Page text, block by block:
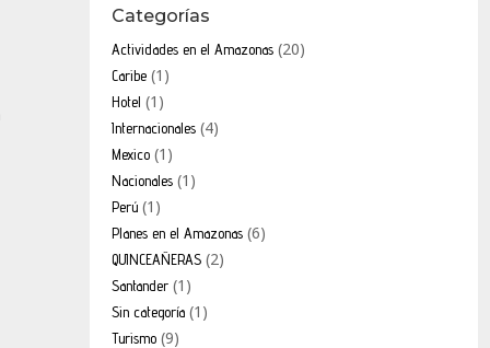
Categorías
Actividades en el Amazonas(20)
Caribe(1)
Hotel (1)
Internacionales(4)
Mexico(1)
Nacionales(1)
Perú(1)
Planes en el Amazonas(6)
QUINCEAÑERAS(2)
Santander(1)
Sin categoría(1)
Turismo(9)